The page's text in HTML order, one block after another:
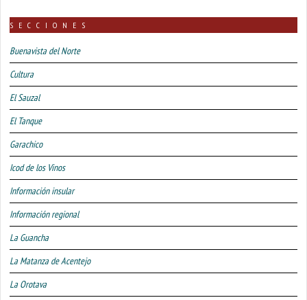
SECCIONES
Buenavista del Norte
Cultura
El Sauzal
El Tanque
Garachico
Icod de los Vinos
Información insular
Información regional
La Guancha
La Matanza de Acentejo
La Orotava